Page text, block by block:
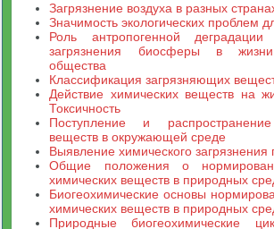
Загрязнение воздуха в разных
Значимость экологических проблем
Роль антропогенной
загрязнения биосферы в жизни
общества
Классификация загрязняющих
Действие химических веществ на
Токсичность
Поступление и
веществ в окружающей среде
Выявление химического
Общие положения о
химических веществ в природных
Биогеохимические основы
химических веществ в природных
Природные биогеохимические